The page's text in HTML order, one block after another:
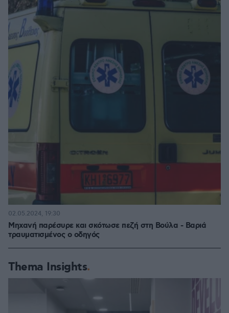
Μηχανή παρέσυρε και σκότωσε πεζή στη Βούλα - Βαριά
τραυματισμένος ο οδηγός
02.05.2024, 19:30
Thema Insights